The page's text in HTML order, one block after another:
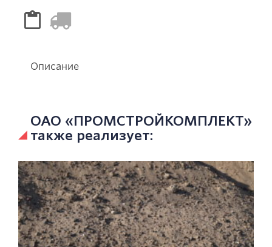
Описание
ОАО «ПРОМСТРОЙКОМПЛЕКТ»
также реализует: